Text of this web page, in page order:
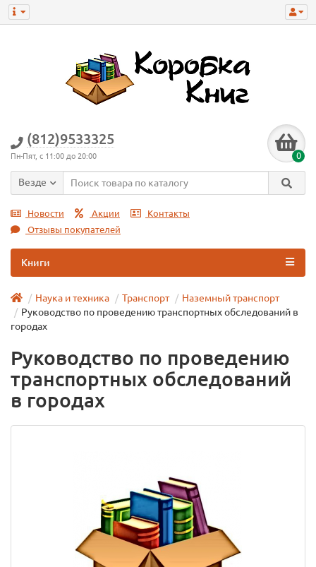
(812)9533325
Пн-Пят, с 11:00 до 20:00 0
Везде
Новости Акции
Контакты
Отзывы покупателей
Книги
Наука и техника Транспорт
Наземный транспорт
Руководство по проведению транспортных обследований в
городах
Руководство по проведению
транспортных обследований
в городах